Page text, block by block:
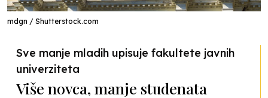
mdgn / Shutterstock.com
Sve manje mladih upisuje fakultete javnih
univerziteta
Više novca, manje studenata